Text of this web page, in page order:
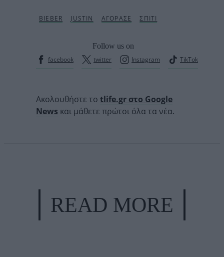
Follow us on
facebook
twitter Instagram TikTok
Ακολουθήστε το tlife.gr στο Google
News και μάθετε πρώτοι όλα τα νέα.
READ MORE